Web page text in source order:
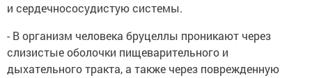
и сердечнососудистую системы.
- В организм человека бруцеллы проникают через
слизистые оболочки пищеварительного и
дыхательного тракта, а также через поврежденную